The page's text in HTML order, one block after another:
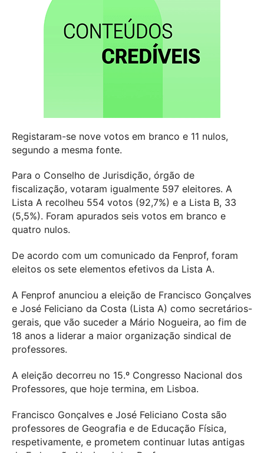
Registaram-se nove votos em branco e 11 nulos,
segundo a mesma fonte.
Para o Conselho de Jurisdição, órgão de
fiscalização, votaram igualmente 597 eleitores. A
Lista A recolheu 554 votos (92,7%) e a Lista B, 33
(5,5%). Foram apurados seis votos em branco e
quatro nulos.
De acordo com um comunicado da Fenprof, foram
eleitos os sete elementos efetivos da Lista A.
A Fenprof anunciou a eleição de Francisco Gonçalves
e José Feliciano da Costa (Lista A) como secretários-
gerais, que vão suceder a Mário Nogueira, ao fim de
18 anos a liderar a maior organização sindical de
professores.
A eleição decorreu no 15.º Congresso Nacional dos
Professores, que hoje termina, em Lisboa.
Francisco Gonçalves e José Feliciano Costa são
professores de Geografia e de Educação Física,
respetivamente, e prometem continuar lutas antigas